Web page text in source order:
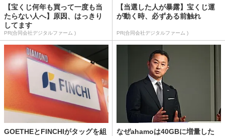
【宝くじ何年も買って一度も当
たらない人へ】原因、はっきり
してます
PR(合同会社デジタルファーム )
【当選した人が暴露】宝くじ運
が動く時、必ずある前触れ
PR(合同会社デジタルファーム )
GOETHEとFINCHIがタッグを組
なぜahamoは40GBに増量した